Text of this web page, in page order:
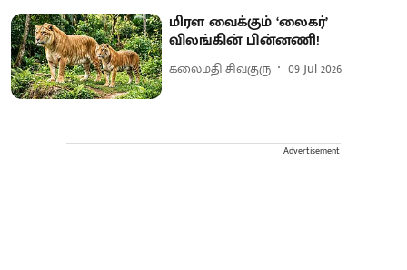
மிரள வைக்கும் ‘லைகர்’
விலங்கின் பின்னணி!
கலைமதி சிவகுரு 09 Jul 2026
Advertisement